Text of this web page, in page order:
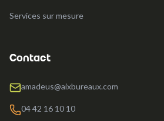
Services sur mesure
Contact
amadeus@aixbureaux.com
04 42 16 10 10